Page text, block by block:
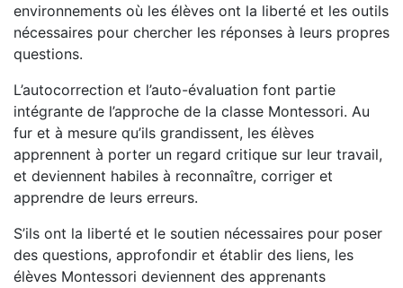
environnements où les élèves ont la liberté et les outils
nécessaires pour chercher les réponses à leurs propres
questions.
L’autocorrection et l’auto-évaluation font partie
intégrante de l’approche de la classe Montessori. Au
fur et à mesure qu’ils grandissent, les élèves
apprennent à porter un regard critique sur leur travail,
et deviennent habiles à reconnaître, corriger et
apprendre de leurs erreurs.
S’ils ont la liberté et le soutien nécessaires pour poser
des questions, approfondir et établir des liens, les
élèves Montessori deviennent des apprenants